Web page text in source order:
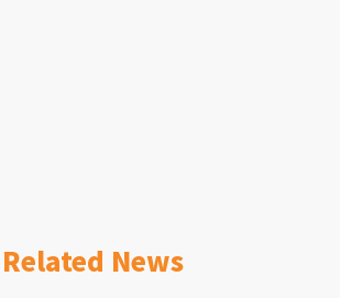
Related News